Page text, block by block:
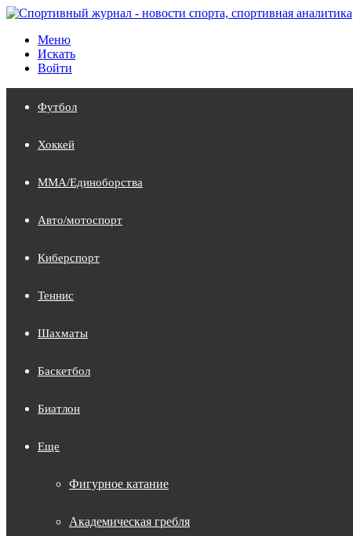
Меню
Искать
Войти
Футбол
Хоккей
MMA/Единоборства
Авто/мотоспорт
Киберспорт
Теннис
Шахматы
Баскетбол
Биатлон
Еще
Фигурное катание
Академическая гребля